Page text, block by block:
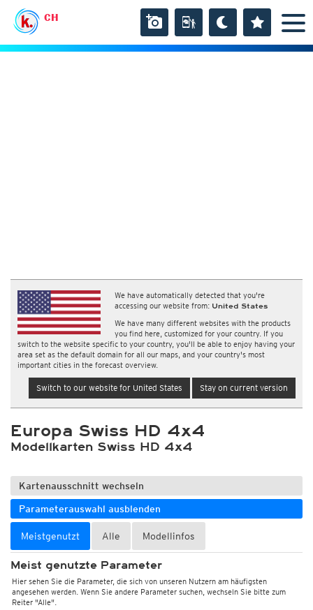
CH
We have automatically detected that you're
accessing our website from: United States
We have many different websites with the products
you find here, customized for your country. If you
switch to the website specific to your country, you'll be able to enjoy having your
area set as the default domain for all our maps, and your country's most
important cities in the forecast overview.
Switch to our website for United States Stay on current version
Europa Swiss HD 4x4
Modellkarten Swiss HD 4x4
Kartenausschnitt wechseln
Parameterauswahl ausblenden
Meistgenutzt Alle Modellinfos
Meist genutzte Parameter
Hier sehen Sie die Parameter, die sich von unseren Nutzern am häufigsten
angesehen werden. Wenn Sie andere Parameter suchen, wechseln Sie bitte zum
Reiter "Alle".